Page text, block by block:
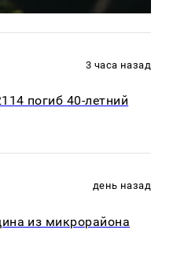
3 часа назад
погиб 40-летний
день назад
из микрорайона